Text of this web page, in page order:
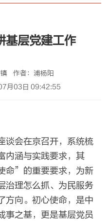
基层党建工作
作者：浦杨阳
月03日 09:42:55
谈会在京召开，系统梳
内涵与实践要求，其
命”的重要要求，为新
治理怎么抓、为民服务
方向。初心使命，是中
事之基，更是基层党员